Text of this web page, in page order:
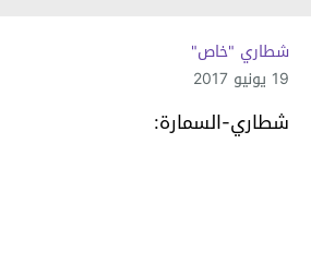
شطاري "خاص"
19 يونيو 2017
شطاري-السمارة: